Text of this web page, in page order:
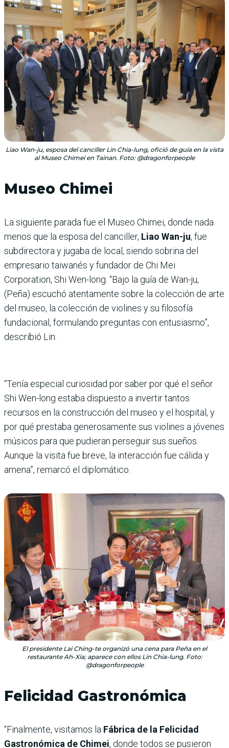
Liao Wan-ju, esposa del canciller Lin Chia-lung, ofició de guía en la vista
al Museo Chimei en Tainan. Foto: @dragonforpeople
Museo Chimei
La siguiente parada fue el Museo Chimei, donde nada
menos que la esposa del canciller, Liao Wan-ju, fue
subdirectora y jugaba de local, siendo sobrina del
empresario taiwanés y fundador de Chi Mei
Corporation, Shi Wen-long. “Bajo la guía de Wan-ju,
(Peña) escuchó atentamente sobre la colección de arte
del museo, la colección de violines y su filosofía
fundacional, formulando preguntas con entusiasmo”,
describió Lin.
“Tenía especial curiosidad por saber por qué el señor
Shi Wen-long estaba dispuesto a invertir tantos
recursos en la construcción del museo y el hospital, y
por qué prestaba generosamente sus violines a jóvenes
músicos para que pudieran perseguir sus sueños.
Aunque la visita fue breve, la interacción fue cálida y
amena”, remarcó el diplomático.
El presidente Lai Ching-te organizó una cena para Peña en el
restaurante Ah-Xia; aparece con ellos Lin Chia-lung. Foto:
@dragonforpeople
Felicidad Gastronómica
“Finalmente, visitamos la Fábrica de la Felicidad
Gastronómica de Chimei, donde todos se pusieron